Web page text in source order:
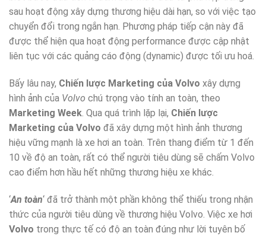
sau hoạt động xây dựng thương hiệu dài hạn, so với việc tạo
chuyển đổi trong ngắn hạn. Phương pháp tiếp cận này đã
được thể hiện qua hoạt động performance được cập nhật
liên tục với các quảng cáo động (dynamic) được tối ưu hoá.
Bấy lâu nay, Chiến lược Marketing của Volvo xây dựng
hình ảnh của Volvo chú trọng vào tính an toàn, theo
Marketing Week. Qua quá trình lặp lại, Chiến lược
Marketing của Volvo đã xây dựng một hình ảnh thương
hiệu vững mạnh là xe hơi an toàn. Trên thang điểm từ 1 đến
10 về độ an toàn, rất có thể người tiêu dùng sẽ chấm Volvo
cao điểm hơn hầu hết những thương hiệu xe khác.
‘An toàn‘ đã trở thành một phần không thể thiếu trong nhận
thức của người tiêu dùng về thương hiệu Volvo. Việc xe hơi
Volvo trong thực tế có độ an toàn đúng như lời tuyên bố